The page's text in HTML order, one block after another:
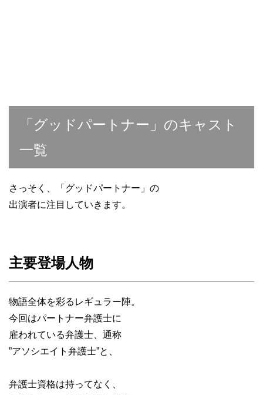
「グッドパートナー」のキャスト
一覧
さっそく、「グッドパートナー」の
出演者に注目していきます。
主要登場人物
物語全体を彩るレギュラー陣。
今回はパートナー弁護士に
雇われている弁護士、通称
”アソシエイト弁護士”と、
弁護士資格は持ってなく、